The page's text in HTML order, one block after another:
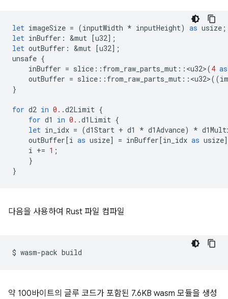
let imageSize = (inputWidth * inputHeight) as usize ;
let inBuffer : &mut [u32];
let outBuffer : &mut [u32];
unsafe {
inBuffer = slice :: from_raw_parts_mut :: <u32>(4 as
outBuffer = slice :: from_raw_parts_mut :: <u32>((
}
for d2 in 0. .d2Limit {
for d1 in 0. .d1Limit {
let in_idx = (d1Start + d1 * d1Advance) *
outBuffer[i as usize] = inBuffer[in_idx as usize
i += 1 ;
}
}
다음을 사용하여 Rust 파일 컴파일
$ wasm-pack
약 100바이트의 글루 코드가 포함된 7.6KB wasm 모듈을 생성